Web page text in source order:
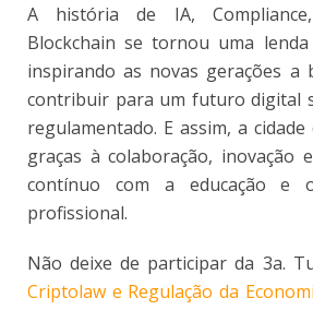
A história de IA,
Blockchain se tornou uma
inspirando as novas gerações a
contribuir para um futuro digital
regulamentado. E assim, a
graças à colaboração, inovação
contínuo com a educação e
profissional.
Não deixe de participar da 3a.
Criptolaw e Regulação da